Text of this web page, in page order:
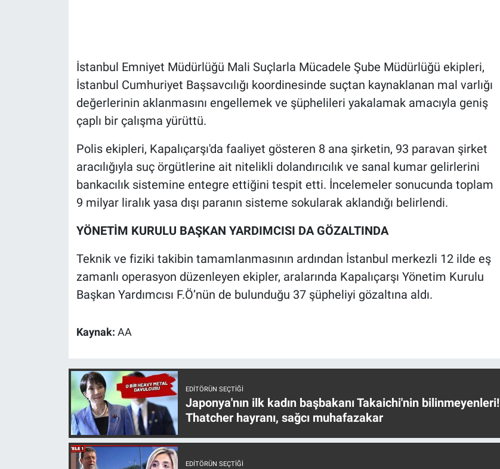
İstanbul Emniyet Müdürlüğü Mali Suçlarla Mücadele Şube Müdürlüğü ekipleri,
İstanbul Cumhuriyet Başsavcılığı koordinesinde suçtan kaynaklanan mal varlığı
değerlerinin aklanmasını engellemek ve şüphelileri yakalamak amacıyla geniş
çaplı bir çalışma yürüttü.
Polis ekipleri, Kapalıçarşı'da faaliyet gösteren 8 ana şirketin, 93 paravan şirket
aracılığıyla suç örgütlerine ait nitelikli dolandırıcılık ve sanal kumar gelirlerini
bankacılık sistemine entegre ettiğini tespit etti. İncelemeler sonucunda toplam
9 milyar liralık yasa dışı paranın sisteme sokularak aklandığı belirlendi.
YÖNETİM KURULU BAŞKAN YARDIMCISI DA GÖZALTINDA
Teknik ve fiziki takibin tamamlanmasının ardından İstanbul merkezli 12 ilde eş
zamanlı operasyon düzenleyen ekipler, aralarında Kapalıçarşı Yönetim Kurulu
Başkan Yardımcısı F.Ö’nün de bulunduğu 37 şüpheliyi gözaltına aldı.
Kaynak: AA
EDITÖRÜN SEÇTIĞI
Japonya'nın ilk kadın başbakanı Takaichi'nin bilinmeyenleri!
Thatcher hayranı, sağcı muhafazakar
EDITÖRÜN SEÇTIĞI
Günün görüntüsü
Koronavirüs
Programlar
Teknoloji
Türkiye'nin Geleceği